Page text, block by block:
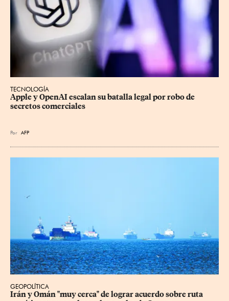
TECNOLOGÍA
Apple y OpenAI escalan su batalla legal por robo de
secretos comerciales
Por AFP
GEOPOLÍTICA
Irán y Omán "muy cerca" de lograr acuerdo sobre ruta